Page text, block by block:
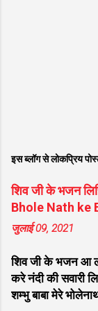
इस ब्लॉग से लोकप्रिय
शिव जी के भजन
Bhole Nath ke
जुलाई 09, 2021
शिव जी के भजन आ
करे नंदी की सवारी
शम्भु बाबा मेरे